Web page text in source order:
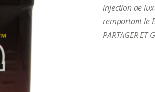
injection de
remportant le
PARTAGER ET